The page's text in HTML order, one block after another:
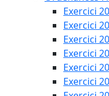
Exercici
Exercici
Exercici
Exercici
Exercici
Exercici